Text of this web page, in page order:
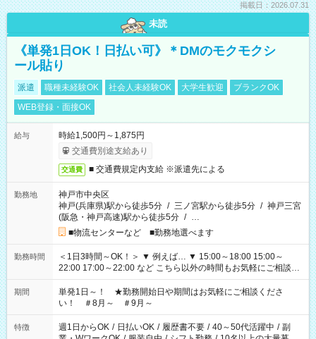
掲載日：2026.07.31
未読
《単発1日OK！日払い可》＊DMのモクモクシ
ール貼り
派遣 職種未経験OK 社会人未経験OK 大学生歓迎
ブランクOK
WEB登録・面接OK
給与
時給1,500円～1,875円
交通費別途支給あり
交通費 ■ 交通費規定内支給 ※派遣先による
勤務地
神戸市中央区
神戸(兵庫県)駅から徒歩5分 / 三ノ宮駅から徒歩5分 / 神戸三宮
(阪急・神戸高速)駅から徒歩5分 / …
■物流センターなど ■勤務地選べます
勤務時間
＜1日3時間～OK！＞ ▼ 例えば… ▼ 15:00～18:00 15:00～
22:00 17:00～22:00 など こちら以外の時間もお気軽にご相談く
ださい！
期間
単発1日～！ ★勤務開始日や期間はお気軽にご相談くださ
い！ ＃8月～ ＃9月～
特徴 週1日からOK / 日払いOK / 履歴書不要 / 40～50代活躍中 / 副